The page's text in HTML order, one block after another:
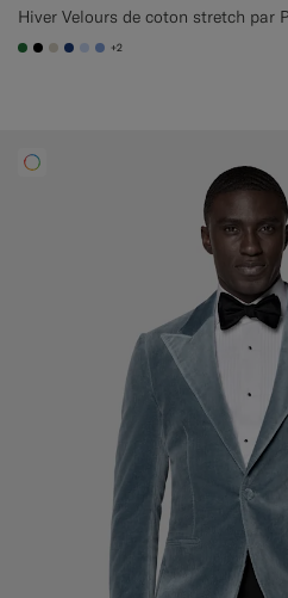
Hiver Velours de coton stretch par
#227038
#000000
#D7D1C3
#1C3D7A
#CCDCF9
#82A1DC
+2